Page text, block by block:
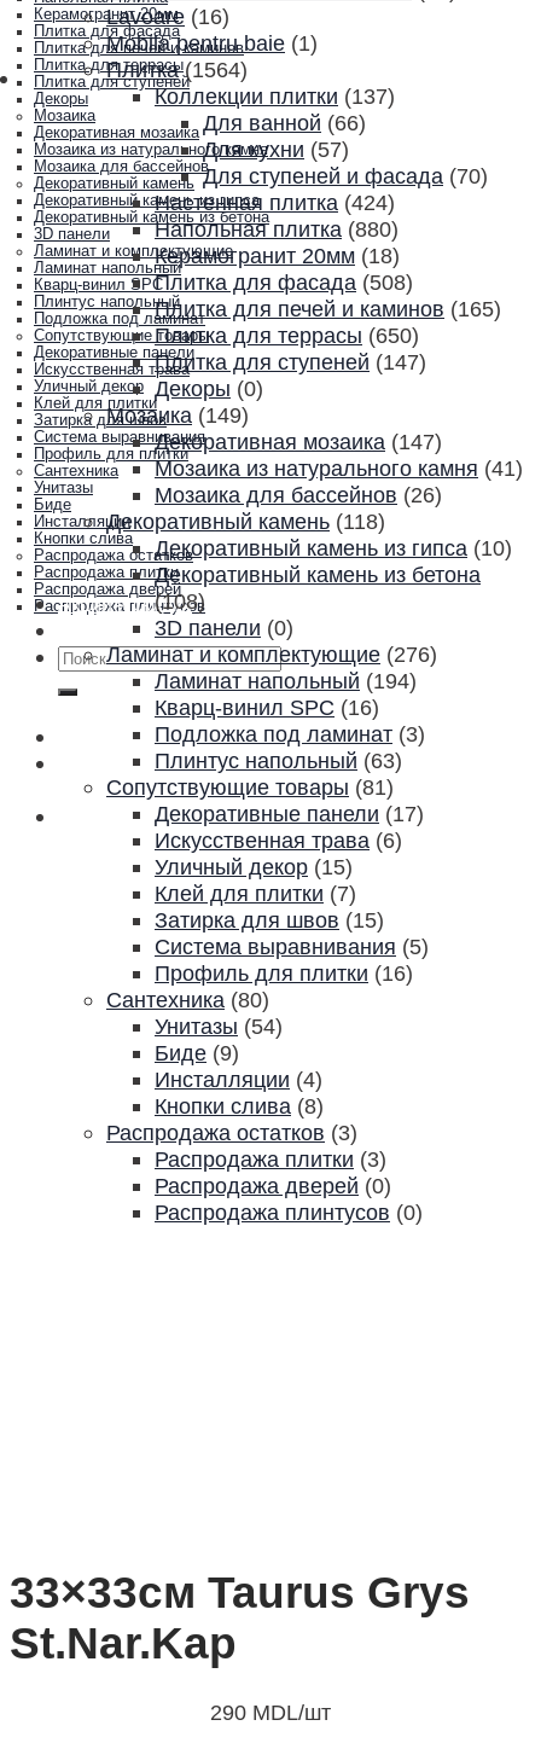
Керамогранит 20мм
Плитка для фасада
Плитка для печей и каминов
Плитка для террасы
Плитка для ступеней
Декоры
Мозаика
Декоративная мозаика
Мозаика из натурального камня
Мозаика для бассейнов
Декоративный камень
Декоративный камень из гипса
Декоративный камень из бетона
3D панели
Ламинат и комплектующие
Ламинат напольный
Кварц-винил SPC
Плинтус напольный
Подложка под ламинат
Сопутствующие товары
Декоративные панели
Искусственная трава
Уличный декор
Клей для плитки
Затирка для швов
Система выравнивания
Профиль для плитки
Сантехника
Унитазы
Биде
Инсталляции
Кнопки слива
Распродажа остатков
Распродажа плитки
Распродажа дверей
Распродажа плинтусов
Акции и скидки
Контакты
Искать:
Lavoare (16)
Mobila pentru baie (1)
Плитка (1564)
Коллекции плитки (137)
Для ванной (66)
Для кухни (57)
Для ступеней и фасада (70)
Настенная плитка (424)
Напольная плитка (880)
Керамогранит 20мм (18)
Плитка для фасада (508)
Плитка для печей и каминов (165)
Плитка для террасы (650)
Плитка для ступеней (147)
Декоры (0)
Мозаика (149)
Декоративная мозаика (147)
Мозаика из натурального камня (41)
Мозаика для бассейнов (26)
Декоративный камень (118)
Декоративный камень из гипса (10)
Декоративный камень из бетона
(108)
3D панели (0)
Ламинат и комплектующие (276)
Ламинат напольный (194)
Кварц-винил SPC (16)
Подложка под ламинат (3)
Плинтус напольный (63)
Сопутствующие товары (81)
Декоративные панели (17)
Искусственная трава (6)
Уличный декор (15)
Клей для плитки (7)
Затирка для швов (15)
Система выравнивания (5)
Профиль для плитки (16)
Сантехника (80)
Унитазы (54)
Биде (9)
Инсталляции (4)
Кнопки слива (8)
Распродажа остатков (3)
Распродажа плитки (3)
Распродажа дверей (0)
Распродажа плинтусов (0)
33×33см Taurus Grys
St.Nar.Kap
290 MDL/шт